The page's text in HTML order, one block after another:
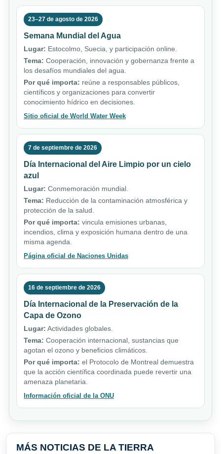
23–27 de agosto de 2026
Semana Mundial del Agua
Lugar: Estocolmo, Suecia, y participación online.
Tema: Cooperación, innovación y gobernanza frente a
los desafíos mundiales del agua.
Por qué importa: reúne a responsables públicos,
científicos y organizaciones para convertir
conocimiento hídrico en decisiones.
Sitio oficial de World Water Week
7 de septiembre de 2026
Día Internacional del Aire Limpio por un cielo
azul
Lugar: Conmemoración mundial.
Tema: Reducción de la contaminación atmosférica y
protección de la salud.
Por qué importa: vincula emisiones urbanas,
incendios, clima y exposición humana dentro de una
misma agenda.
Página oficial de Naciones Unidas
16 de septiembre de 2026
Día Internacional de la Preservación de la
Capa de Ozono
Lugar: Actividades globales.
Tema: Cooperación internacional, sustancias que
agotan el ozono y beneficios climáticos.
Por qué importa: el Protocolo de Montreal demuestra
que la acción científica coordinada puede revertir una
amenaza planetaria.
Información oficial de la ONU
MÁS NOTICIAS DE LA TIERRA